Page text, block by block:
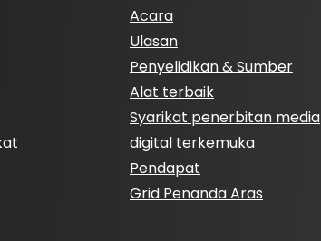
Acara
Ulasan
Penyelidikan & Sumber
Alat terbaik
Syarikat penerbitan media
digital terkemuka
Pendapat
Grid Penanda Aras